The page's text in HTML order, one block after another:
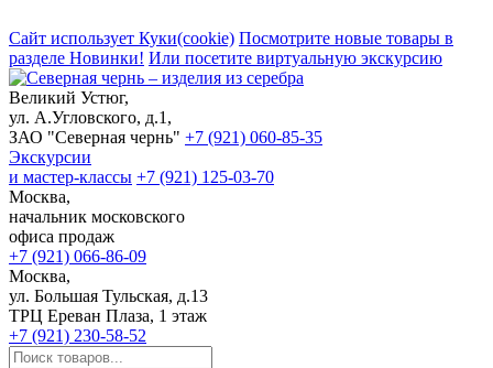
Сайт использует Куки(cookie) Посмотрите новые товары в
разделе Новинки! Или посетите виртуальную экскурсию
Великий Устюг,
ул. А.Угловского, д.1,
ЗАО "Северная чернь" +7 (921) 060-85-35
Экскурсии
и мастер-классы +7 (921) 125-03-70
Москва,
начальник московского
офиса продаж
+7 (921) 066-86-09
Москва,
ул. Большая Тульская, д.13
ТРЦ Ереван Плаза, 1 этаж
+7 (921) 230-58-52